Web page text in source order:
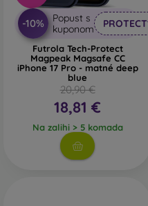
-10%
Popust s
kuponom
Futrola Tech-Protect
Magpeak Magsafe CC
iPhone 17 Pro - matné deep
blue
20,90 €
18,81 €
Na zalihi > 5 komada